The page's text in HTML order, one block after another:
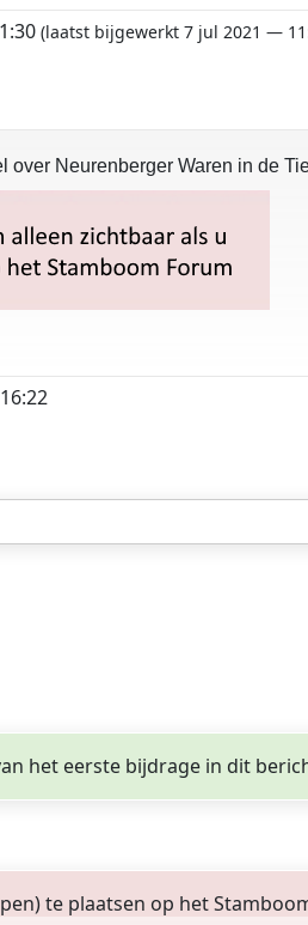
(laatst bijgewerkt 7 jul 2021 —
over Neurenberger Waren in de
het eerste bijdrage in dit
te plaatsen op het